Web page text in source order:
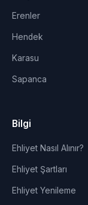
Erenler
Hendek
Karasu
Sapanca
Bilgi
Ehliyet Nasıl Alınır?
Ehliyet Şartları
Ehliyet Yenileme